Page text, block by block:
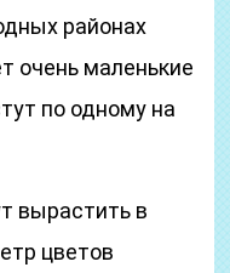
районах
очень маленькие
по одному на
вырастить в
цветов